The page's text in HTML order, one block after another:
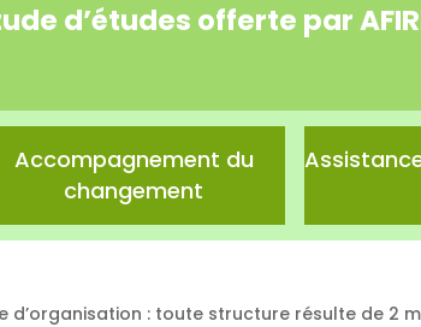
d’études offerte par
Accompagnement du
changement
d’organisation : toute structure résulte de 2